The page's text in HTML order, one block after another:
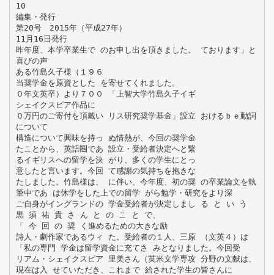
10
編集・発行
第20号 2015年（平成27年）
11月16日発行
昨年度、本学卒業生で のお申し出を頂きました。 ております」と
喜びの声
ある竹島久子様（１９６
当奨学金を原資とした を寄せてくれました。
０年文英卒）より７００ 「上智大学竹島久子イギ
シェイクスピア作品に
０万円のご寄付を頂戴い リス研究奨学基金」設立 おけるｂｅ動詞
について
構造について興味を持っ ぬ情熱が、今回の奨学金
たことから、英語圏であ 設立・受給者決定へと繋
るイギリスへの留学を決 がり、多くの学生にとっ
意したと言います。今回 て感謝の気持ちを抱きな
たしました。竹島様は、 に伴い、今年度、初の奨 の卒業論文を執
筆中であ は休学をした上での留学 がら勉学・研究をより深
ご自身がイングランドの 学金受給者が決定しまし る と い う
黒 須 祐 貴 さ ん と の こ と で、
「 今 回 の 奨 く進めるための大きな励
詩人・劇作家であるウィ た。受給者の１人、三原 （文英４）は
「私の専門 学金は留学資金に充てさ みとなりました。今回受
リアム・シェイクスピア 里美さん（英米文学専攻 分野の文献は、
現在は入 せていただき、これまで 給された学生の皆さんに